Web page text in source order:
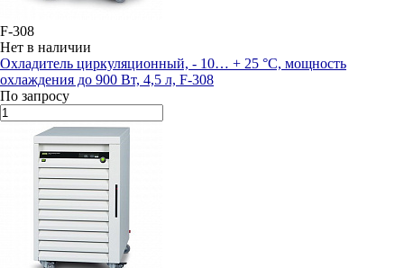
F-308
Нет в наличии
Охладитель циркуляционный, - 10… + 25 °С, мощность
охлаждения до 900 Вт, 4,5 л, F-308
По запросу